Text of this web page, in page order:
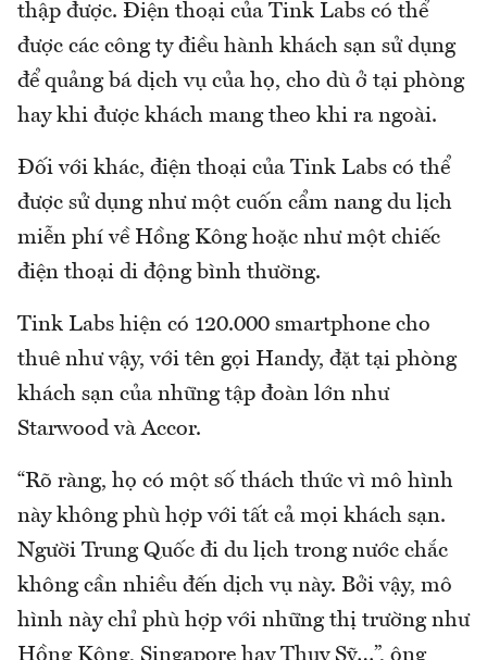
thập được. Điện thoại của Tink Labs có thể
được các công ty điều hành khách sạn sử dụng
để quảng bá dịch vụ của họ, cho dù ở tại phòng
hay khi được khách mang theo khi ra ngoài.
Đối với khác, điện thoại của Tink Labs có thể
được sử dụng như một cuốn cẩm nang du lịch
miễn phí về Hồng Kông hoặc như một chiếc
điện thoại di động bình thường.
Tink Labs hiện có 120.000 smartphone cho
thuê như vậy, với tên gọi Handy, đặt tại phòng
khách sạn của những tập đoàn lớn như
Starwood và Accor.
“Rõ ràng, họ có một số thách thức vì mô hình
này không phù hợp với tất cả mọi khách sạn.
Người Trung Quốc đi du lịch trong nước chắc
không cần nhiều đến dịch vụ này. Bởi vậy, mô
hình này chỉ phù hợp với những thị trường như